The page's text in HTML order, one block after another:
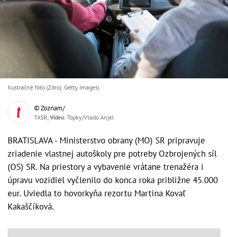
Ilustračné foto (Zdroj: Getty Images)
© Zoznam/
TASR, Video: Topky/Vlado Anjel
BRATISLAVA - Ministerstvo obrany (MO) SR pripravuje
zriadenie vlastnej autoškoly pre potreby Ozbrojených síl
(OS) SR. Na priestory a vybavenie vrátane trenažéra i
úpravu vozidiel vyčlenilo do konca roka približne 45.000
eur. Uviedla to hovorkyňa rezortu Martina Kovaľ
Kakaščíková.